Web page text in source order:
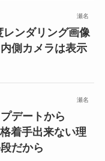
瀬名
ンダリング画像
側カメラは表示
瀬名
デートから
着手出来ない理
だから